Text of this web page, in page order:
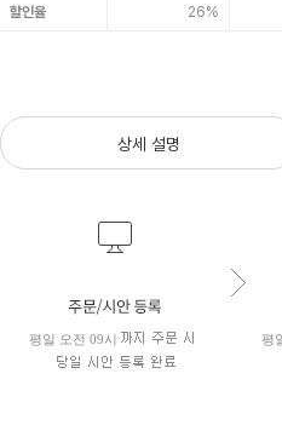
할인율 26%
상세 설명
평일 오전 09시 평